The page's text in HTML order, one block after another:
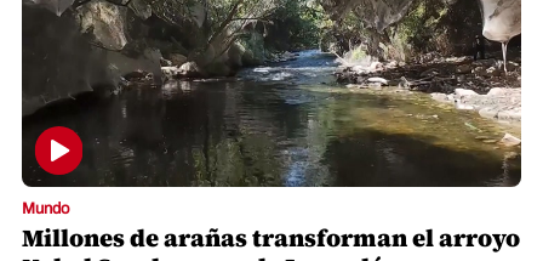
Mundo
Millones de arañas transforman el arroyo